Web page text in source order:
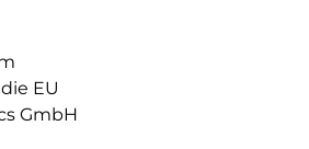
Das Cover erkennt, wenn du das
und wechselt direkt in den
EU
GmbH